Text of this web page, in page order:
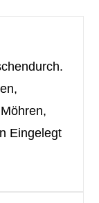
Eingelegt